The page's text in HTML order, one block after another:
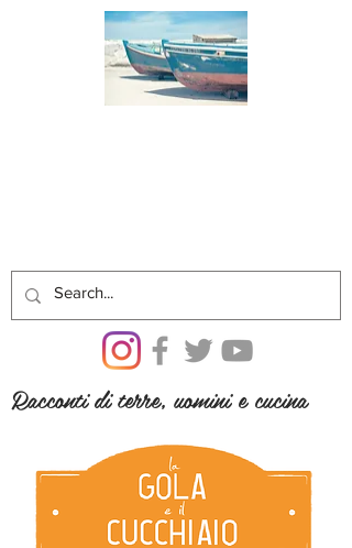
Racconti di terre, uomini e cucina